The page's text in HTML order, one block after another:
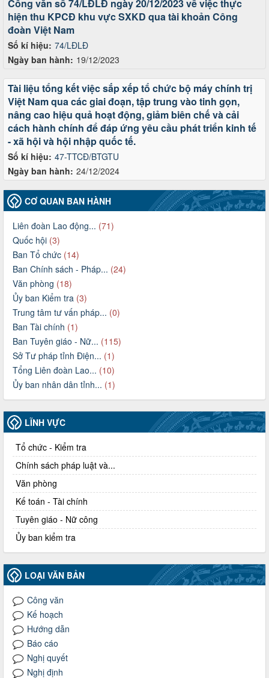
Số kí hiệu: 74/LĐLĐ
Ngày ban hành: 19/12/2023
Công văn số 74/LĐLĐ ngày 20/12/2023 về việc thực
hiện thu KPCĐ khu vực SXKD qua tài khoản Công
đoàn Việt Nam
Số kí hiệu: 47-TTCĐ/BTGTU
Ngày ban hành: 24/12/2024
Tài liệu tổng kết việc sắp xếp tổ chức bộ máy chính trị
Việt Nam qua các giai đoạn, tập trung vào tinh gọn,
nâng cao hiệu quả hoạt động, giảm biên chế và cải
cách hành chính để đáp ứng yêu cầu phát triển kinh tế
- xã hội và hội nhập quốc tế.
CƠ QUAN BAN HÀNH
Liên đoàn Lao động... (71)
Quốc hội (3)
Ban Tổ chức (14)
Ban Chính sách - Pháp... (24)
Văn phòng (18)
Ủy ban Kiểm tra (3)
Trung tâm tư vấn pháp... (0)
Ban Tài chính (1)
Ban Tuyên giáo - Nữ... (115)
Sở Tư pháp tỉnh Điện... (1)
Tổng Liên đoàn Lao... (10)
Ủy ban nhân dân tỉnh... (1)
LĨNH VỰC
Tổ chức - Kiểm tra
Chính sách pháp luật và...
Văn phòng
Kế toán - Tài chính
Tuyên giáo - Nữ công
Ủy ban kiểm tra
LOẠI VĂN BẢN
Công văn
Kế hoạch
Hướng dẫn
Báo cáo
Nghị quyết
Nghị định